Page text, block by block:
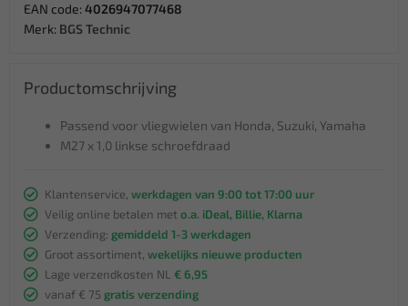
EAN code: 4026947077468
Merk: BGS Technic
Productomschrijving
Passend voor vliegwielen van Honda, Suzuki, Yamaha
M27 x 1,0 linkse schroefdraad
Klantenservice, werkdagen van 9:00 tot 17:00 uur
Veilig online betalen met o.a. iDeal, Billie, Klarna
Verzending: gemiddeld 1-3 werkdagen
Groot assortiment, wekelijks nieuwe producten
Lage verzendkosten NL € 6,95
vanaf € 75 gratis verzending